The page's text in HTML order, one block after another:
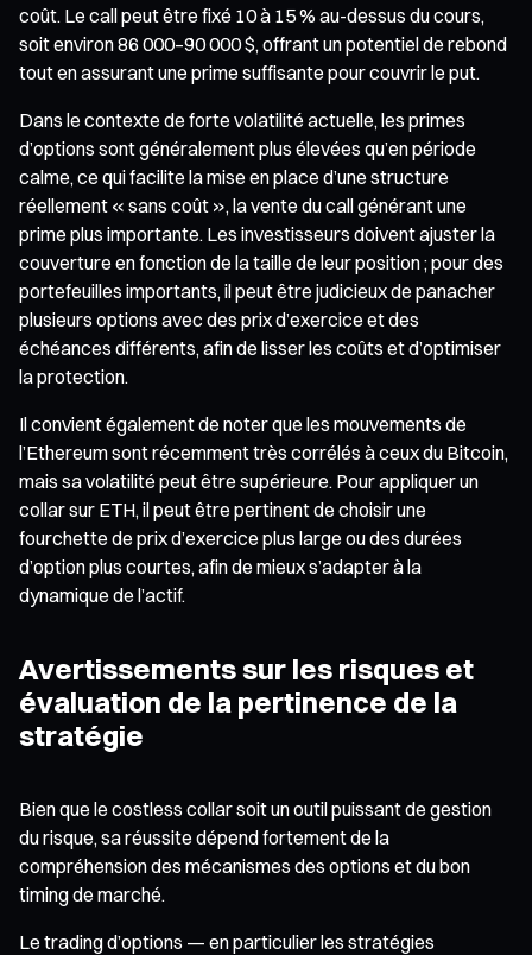
coût. Le call peut être fixé 10 à 15 % au-dessus du cours,
soit environ 86 000–90 000 $, offrant un potentiel de rebond
tout en assurant une prime suffisante pour couvrir le put.
Dans le contexte de forte volatilité actuelle, les primes
d’options sont généralement plus élevées qu’en période
calme, ce qui facilite la mise en place d’une structure
réellement « sans coût », la vente du call générant une
prime plus importante. Les investisseurs doivent ajuster la
couverture en fonction de la taille de leur position ; pour des
portefeuilles importants, il peut être judicieux de panacher
plusieurs options avec des prix d’exercice et des
échéances différents, afin de lisser les coûts et d’optimiser
la protection.
Il convient également de noter que les mouvements de
l’Ethereum sont récemment très corrélés à ceux du Bitcoin,
mais sa volatilité peut être supérieure. Pour appliquer un
collar sur ETH, il peut être pertinent de choisir une
fourchette de prix d’exercice plus large ou des durées
d’option plus courtes, afin de mieux s’adapter à la
dynamique de l’actif.
Avertissements sur les risques et
évaluation de la pertinence de la
stratégie
Bien que le costless collar soit un outil puissant de gestion
du risque, sa réussite dépend fortement de la
compréhension des mécanismes des options et du bon
timing de marché.
Le trading d’options — en particulier les stratégies